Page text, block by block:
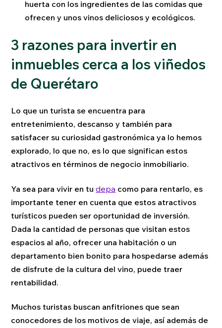
huerta con los ingredientes de las comidas que
ofrecen y unos vinos deliciosos y ecológicos.
3 razones para invertir en
inmuebles cerca a los viñedos
de Querétaro
Lo que un turista se encuentra para
entretenimiento, descanso y también para
satisfacer su curiosidad gastronómica ya lo hemos
explorado, lo que no, es lo que significan estos
atractivos en términos de negocio inmobiliario.
Ya sea para vivir en tu depa como para rentarlo, es
importante tener en cuenta que estos atractivos
turísticos pueden ser oportunidad de inversión.
Dada la cantidad de personas que visitan estos
espacios al año, ofrecer una habitación o un
departamento bien bonito para hospedarse además
de disfrute de la cultura del vino, puede traer
rentabilidad.
Muchos turistas buscan anfitriones que sean
conocedores de los motivos de viaje, así además de